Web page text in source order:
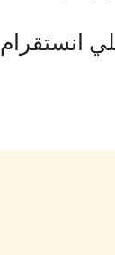
انستقرام